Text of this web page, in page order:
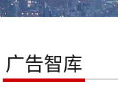
广告智库